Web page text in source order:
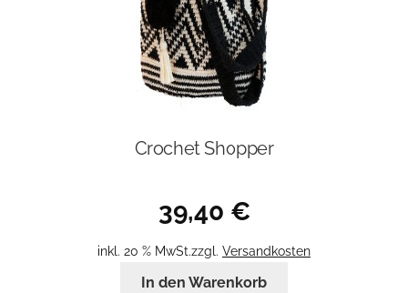
Crochet Shopper
39,40 €
inkl. 20 % MwSt.zzgl. Versandkosten
In den Warenkorb